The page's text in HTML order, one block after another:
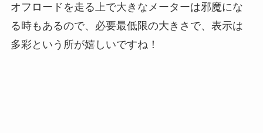
オフロードを走る上で大きなメーターは邪魔にな
る時もあるので、必要最低限の大きさで、表示は
多彩という所が嬉しいですね！